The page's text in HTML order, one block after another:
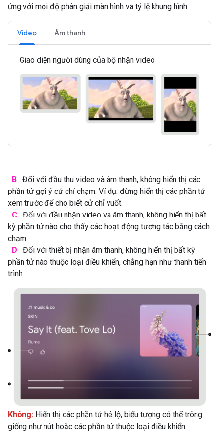
ứng với mọi độ phân giải màn hình và tỷ lệ khung hình.
Video Âm thanh
Giao diện người dùng của bộ nhận video
B
Đối với đầu thu video và âm thanh, không hiển thị các
phần tử gợi ý cử chỉ chạm. Ví dụ: đừng hiển thị các phần tử
xem trước để cho biết cử chỉ vuốt.
C
Đối với đầu nhận video và âm thanh, không hiển thị bất
kỳ phần tử nào cho thấy các hoạt động tương tác bằng cách
chạm.
D
Đối với thiết bị nhận âm thanh, không hiển thị bất kỳ
phần tử nào thuộc loại điều khiển, chẳng hạn như thanh tiến
trình.
Không: Hiển thị các phần tử hé lộ, biểu tượng có thể trông
giống như nút hoặc các phần tử thuộc loại điều khiển.